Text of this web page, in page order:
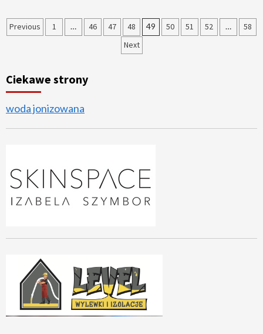
Stronicowanie
Previous 1 … 46 47 48 49 50 51 52 …
58
Next
Ciekawe strony
woda jonizowana